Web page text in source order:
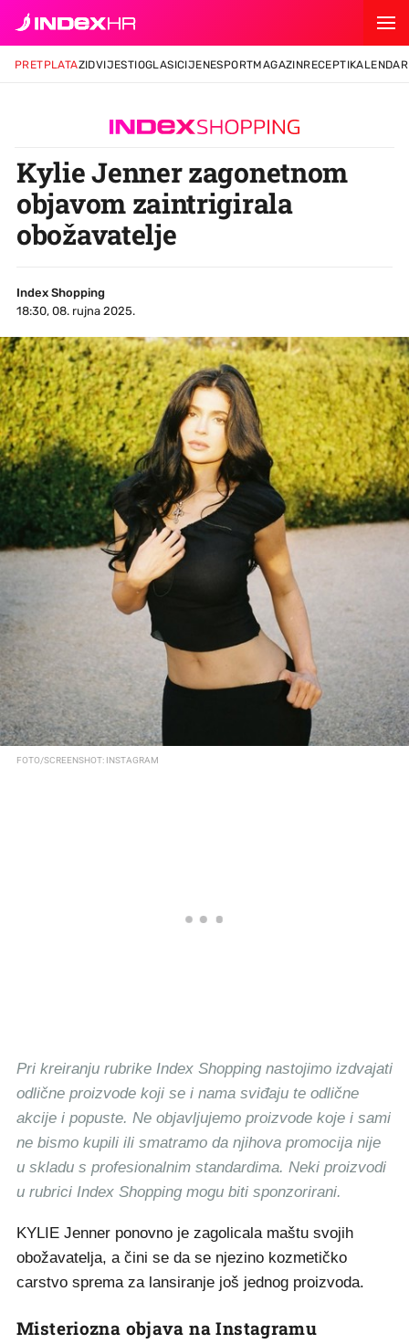
PRETPLATAZIDVIJESTIOGLASICIJENESPORTMAGAZINRECEPTIKALENDAR
Kylie Jenner zagonetnom
objavom zaintrigirala
obožavatelje
Index Shopping
18:30, 08. rujna 2025.
FOTO/SCREENSHOT: INSTAGRAM
Pri kreiranju rubrike Index Shopping nastojimo izdvajati
odlične proizvode koji se i nama sviđaju te odlične
akcije i popuste. Ne objavljujemo proizvode koje i sami
ne bismo kupili ili smatramo da njihova promocija nije
u skladu s profesionalnim standardima. Neki proizvodi
u rubrici Index Shopping mogu biti sponzorirani.
KYLIE Jenner ponovno je zagolicala maštu svojih
obožavatelja, a čini se da se njezino kozmetičko
carstvo sprema za lansiranje još jednog proizvoda.
Misteriozna objava na Instagramu